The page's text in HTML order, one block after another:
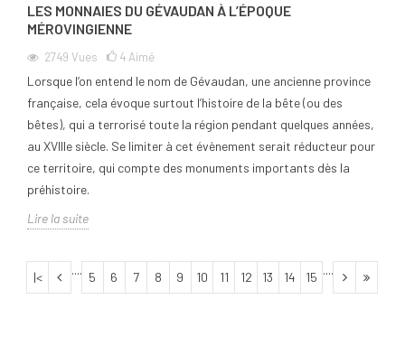
LES MONNAIES DU GÉVAUDAN À L’ÉPOQUE
MÉROVINGIENNE
2749 Vues 4 Aimé
Lorsque l’on entend le nom de Gévaudan, une ancienne province
française, cela évoque surtout l’histoire de la bête (ou des
bêtes), qui a terrorisé toute la région pendant quelques années,
au XVIIIe siècle. Se limiter à cet évènement serait réducteur pour
ce territoire, qui compte des monuments importants dès la
préhistoire.
Lire la suite
|< .... 5 6 7 8 9 10 11 12 13 14 15 ....